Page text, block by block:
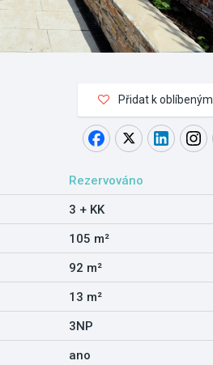
Přidat k oblíbeným
Rezervováno
3 + KK
105 m²
92 m²
13 m²
3NP
ano